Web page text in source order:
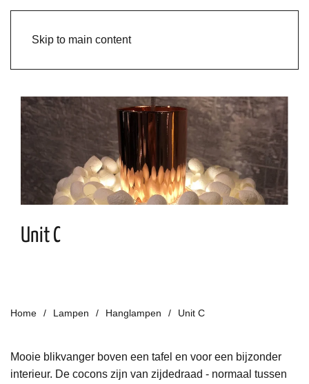
Skip to main content
Unit C
Home Lampen Hanglampen Unit C
Mooie blikvanger boven een tafel en voor een bijzonder
interieur. De cocons zijn van zijdedraad - normaal tussen